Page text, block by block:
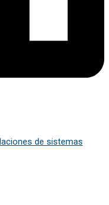
de sistemas